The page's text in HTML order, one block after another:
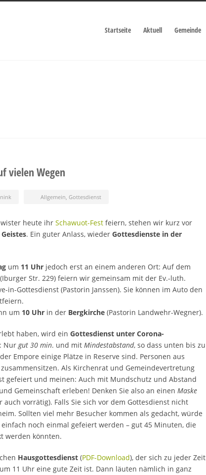
Startseite Aktuell Gemeinde
vielen Wegen
Allgemein, Gottesdienst
heute ihr Schawuot-Fest feiern, stehen wir kurz vor
. Ein guter Anlass, wieder Gottesdienste in der
um 11 Uhr jedoch erst an einem anderen Ort: Auf dem
(Iburger Str. 229) feiern wir gemeinsam mit der Ev.-luth.
in-Gottesdienst (Pastorin Janssen). Sie können im Auto den
um 10 Uhr in der Bergkirche (Pastorin Landwehr-Wegner).
haben, wird ein Gottesdienst unter Corona-
Nurgut 30 min. und mit Mindestabstand, so dass unten bis zu
Empore einige Plätze in Reserve sind. Personen aus
Als Kirchenrat und Gemeindevertretung
gefeiert und meinen: Auch mit Mundschutz und Abstand
Gemeinschaft erleben! Denken Sie also an einen Maske
auch vorrätig). Falls Sie sich vor dem Gottesdienst nicht
Sollten viel mehr Besucher kommen als gedacht, würde
noch einmal gefeiert werden – gut 45 Minuten, die
werden könnten.
Hausgottesdienst (PDF-Download), der sich zu jeder Zeit
11 Uhr eine gute Zeit ist. Dann läuten nämlich in ganz